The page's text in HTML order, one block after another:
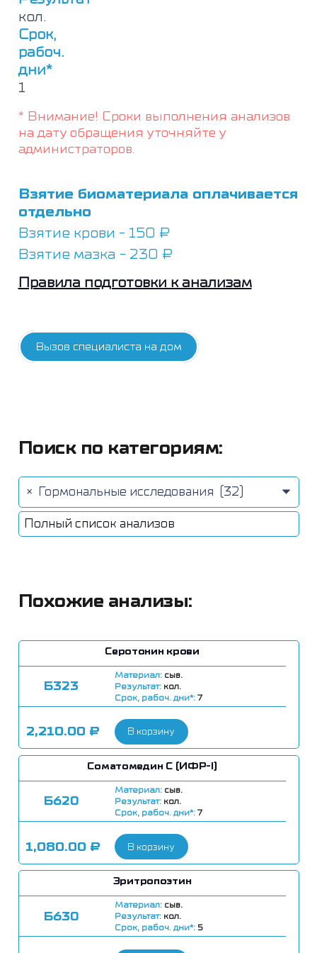
кол.
Срок,
рабоч.
дни*
1
* Внимание! Сроки выполнения анализов
на дату обращения уточняйте у
администраторов.
Взятие биоматериала оплачивается
отдельно
Взятие крови - 150 ₽
Взятие мазка - 230 ₽
Правила подготовки к анализам
Вызов специалиста на дом
Поиск по категориям:
× Гормональные исследования (32)
Полный список анализов
Похожие анализы:
Серотонин крови
Б323
Материал: сыв.
Результат: кол.
Срок, рабоч. дни*:7
2,210.00 ₽ В корзину
Соматомедин С (ИФР-I)
Б620
Материал: сыв.
Результат: кол.
Срок, рабоч. дни*:7
1,080.00 ₽ В корзину
Эритропоэтин
Б630
Материал: сыв.
Результат: кол.
Срок, рабоч. дни*: 5